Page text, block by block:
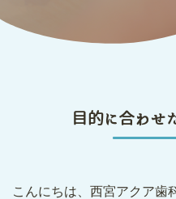
目的に合わせ
こんにちは、西宮アクア歯